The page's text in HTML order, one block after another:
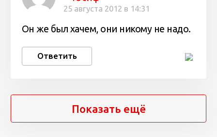
25 августа 2012 в 14:31
Он же был хачем, они никому не надо.
Ответить
Показать ещё